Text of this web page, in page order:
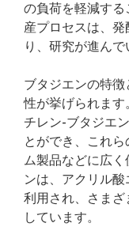
の負荷を軽減す
産プロセスは、
り、研究が進んで
ブタジエンの特
性が挙げられま
チレン-ブタジエ
とができ、これ
ム製品などに広
ンは、アクリル
利用され、さま
しています。